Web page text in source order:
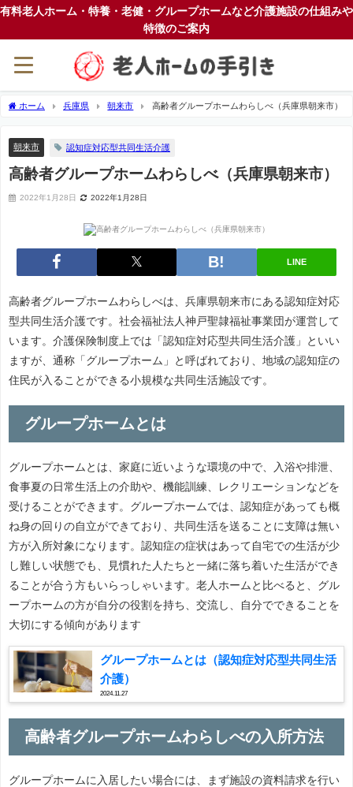
有料老人ホーム・特養・老健・グループホームなど介護施設の仕組みや
特徴のご案内
ホーム 兵庫県 朝来市 高齢者グループホームわらしべ（兵庫県朝来市）
朝来市 認知症対応型共同生活介護
高齢者グループホームわらしべ（兵庫県朝来市）
2022年1月28日 2022年1月28日
LINE
高齢者グループホームわらしべは、兵庫県朝来市にある認知症対応
型共同生活介護です。社会福祉法人神戸聖隷福祉事業団が運営して
います。介護保険制度上では「認知症対応型共同生活介護」といい
ますが、通称「グループホーム」と呼ばれており、地域の認知症の
住民が入ることができる小規模な共同生活施設です。
グループホームとは
グループホームとは、家庭に近いような環境の中で、入浴や排泄、
食事夏の日常生活上の介助や、機能訓練、レクリエーションなどを
受けることができます。グループホームでは、認知症があっても概
ね身の回りの自立ができており、共同生活を送ることに支障は無い
方が入所対象になります。認知症の症状はあって自宅での生活が少
し難しい状態でも、見慣れた人たちと一緒に落ち着いた生活ができ
ることが合う方もいらっしゃいます。老人ホームと比べると、グル
ープホームの方が自分の役割を持ち、交流し、自分でできることを
大切にする傾向があります
グループホームとは（認知症対応型共同生活
介護）
2024.11.27
高齢者グループホームわらしべの入所方法
グループホームに入居したい場合には、まず施設の資料請求を行い